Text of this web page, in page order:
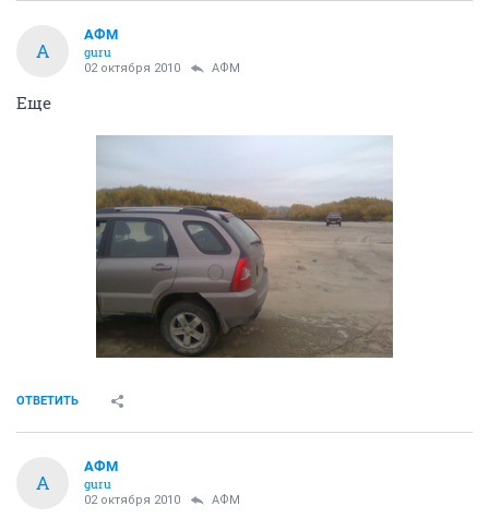
А
АФМ
guru
02 октября 2010 АФМ
Еще
ОТВЕТИТЬ
А
АФМ
guru
02 октября 2010 АФМ